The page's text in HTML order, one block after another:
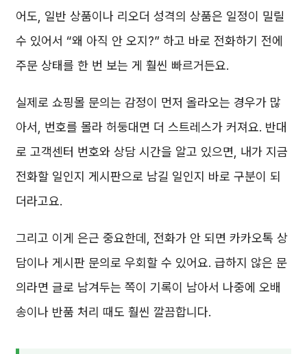
어도, 일반 상품이나 리오더 성격의 상품은 일정이 밀릴
수 있어서 “왜 아직 안 오지?” 하고 바로 전화하기 전에
주문 상태를 한 번 보는 게 훨씬 빠르거든요.
실제로 쇼핑몰 문의는 감정이 먼저 올라오는 경우가 많
아서, 번호를 몰라 허둥대면 더 스트레스가 커져요. 반대
로 고객센터 번호와 상담 시간을 알고 있으면, 내가 지금
전화할 일인지 게시판으로 남길 일인지 바로 구분이 되
더라고요.
그리고 이게 은근 중요한데, 전화가 안 되면 카카오톡 상
담이나 게시판 문의로 우회할 수 있어요. 급하지 않은 문
의라면 글로 남겨두는 쪽이 기록이 남아서 나중에 오배
송이나 반품 처리 때도 훨씬 깔끔합니다.